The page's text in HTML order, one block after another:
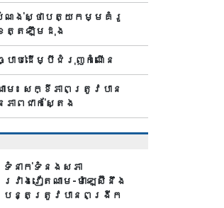
៖ សំណង់ស្ថាបត្យកម្មគំរូ
េត្តឡឹមដុង
ាប់ដើម្បីជំរុញកំណើន
ម៖ សក្ខីភាពត្រូវបាន
ាពជាក់ស្តែង
ទំនាក់ទំនងសភា
រវាងវៀតណាម-ម៉ាឡេស៊ីនឹង
បន្តត្រូវបានពង្រីក